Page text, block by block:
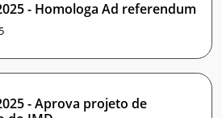
- Homologa Ad referendum
- Aprova projeto de